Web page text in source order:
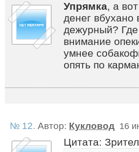
Упрямка, а
денег
дежурный?
внимание
умнее
опять по
№ 12. Автор: Кукловод 16
Цитата: